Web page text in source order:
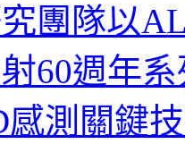
團隊以
60週年
感測關鍵